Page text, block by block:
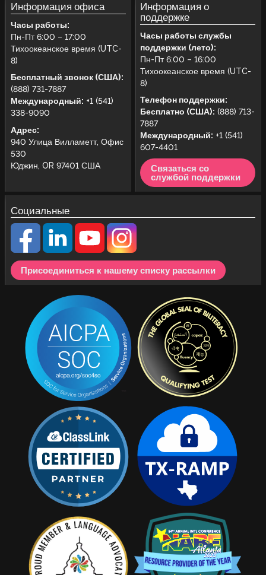
Информация офиса
Часы работы:
Пн-Пт 6:00 – 17:00
Тихоокеанское время (UTC-
8)
Бесплатный звонок (США):
(888) 731-7887
Международный: +1 (541)
338-9090
Адрес:
940 Улица Вилламетт, Офис
530
Юджин, OR 97401 США
Информация о
поддержке
Часы работы службы
поддержки (лето):
Пн-Пт 6:00 – 16:00
Тихоокеанское время (UTC-
8)
Телефон поддержки:
Бесплатно (США): (888) 713-
7887
Международный: +1 (541)
607-4401
Связаться со
службой поддержки
Социальные
Присоединиться к нашему списку рассылки